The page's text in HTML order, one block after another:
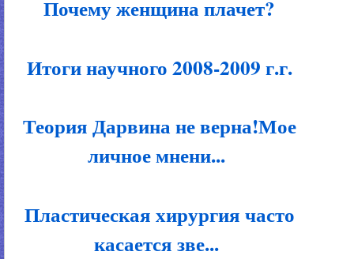
Почему женщина плачет?
Итоги научного 2008-2009 г.г.
Теория Дарвина не верна!Мое
личное мнени...
Пластическая хирургия часто
касается зве...